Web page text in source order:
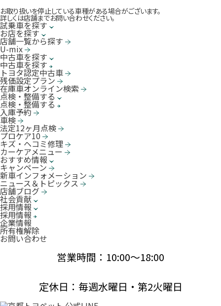
お取り扱いを停止している車種がある場合がございます。
詳しくは店舗までお問い合わせください。
試乗車を探す
お店を探す
店舗一覧から探す
U-mix
中古車を探す
中古車を探す
トヨタ認定中古車
残価設定プラン
在庫車オンライン検索
点検・整備する
点検・整備する
入庫予約
車検
法定12ヶ月点検
プロケア10
キズ・ヘコミ修理
カーケアメニュー
おすすめ情報
キャンペーン
新車インフォメーション
ニュース＆トピックス
店舗ブログ
社会貢献
採用情報
採用情報
企業情報
所有権解除
お問い合わせ
営業時間：10:00〜18:00
定休日：毎週水曜日・第2火曜日